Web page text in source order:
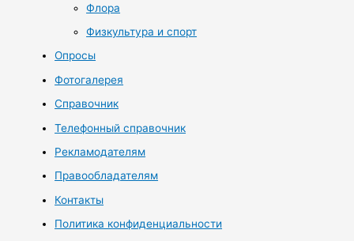
Флора
Физкультура и спорт
Опросы
Фотогалерея
Справочник
Телефонный справочник
Рекламодателям
Правообладателям
Контакты
Политика конфиденциальности